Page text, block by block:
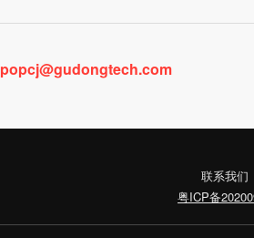
popcj@gudongtech.com
联系我们
粤ICP备